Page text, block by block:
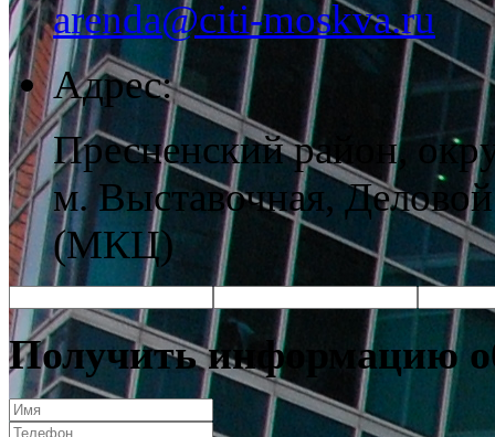
arenda@citi-moskva.ru
Адрес:
Пресненский район,
м. Выставочная,
(МКЦ)
Получить информацию